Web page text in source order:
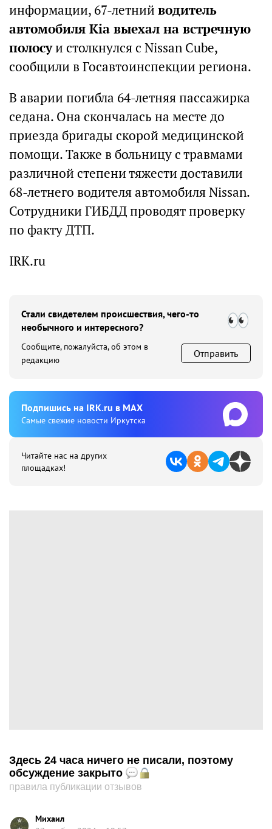
информации, 67-летний водитель
автомобиля Kia выехал на встречную
полосуи столкнулся с Nissan Cube,
сообщили в Госавтоинспекции региона.
В аварии погибла 64-летняя пассажирка
седана. Она скончалась на месте до
приезда бригады скорой медицинской
помощи. Также в больницу с травмами
различной степени тяжести доставили
68-летнего водителя автомобиля Nissan.
Сотрудники ГИБДД проводят проверку
по факту ДТП.
IRK.ru
Стали свидетелем происшествия, чего-то
необычного и интересного?
Сообщите, пожалуйста, об этом в
редакцию
Отправить
Подпишиcь на IRK.ru в MAX
Cамые свежие новости Иркутска
Читайте нас на других
площадках!
Здесь 24 часа ничего не писали, поэтому
обсуждение закрыто
правила публикации отзывов
Михаил